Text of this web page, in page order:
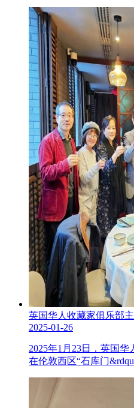
英国华人收藏家俱乐部
2025-01-26
2025年1月23日，英国
在伦敦西区“石库门